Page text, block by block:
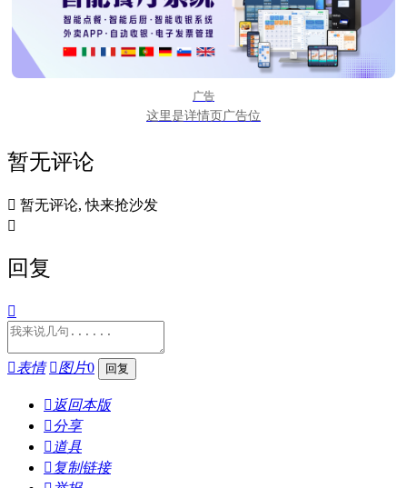
广告
这里是详情页广告位
暂无评论
 暂无评论, 快来抢沙发

回复

表情 图片0
 返回本版
分享
 道具
 复制链接